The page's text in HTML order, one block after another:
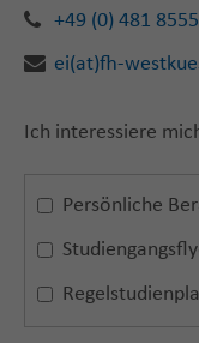
+49 (0) 481
ei(at)fh-
Ich interessiere
Persönliche